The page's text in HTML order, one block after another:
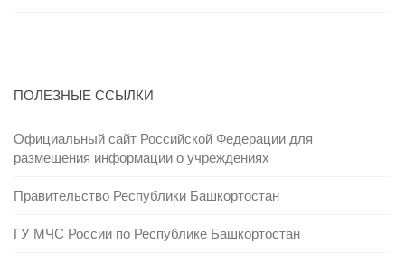
ПОЛЕЗНЫЕ ССЫЛКИ
Официальный сайт Российской Федерации для
размещения информации о учреждениях
Правительство Республики Башкортостан
ГУ МЧС России по Республике Башкортостан